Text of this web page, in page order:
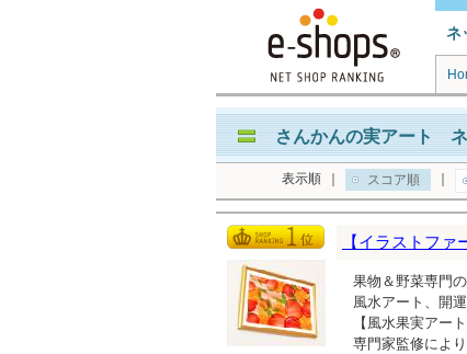
ネ
さんかんの実アート
表示順 スコア順
【イラストフ
果物＆野菜専門
風水アート、開
【風水果実アー
専門家監修によ